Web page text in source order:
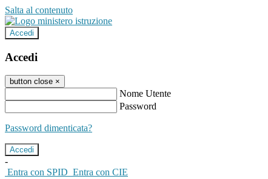
Salta al contenuto
Accedi
Accedi
button close ×
Nome Utente
Password
Password dimenticata?
-
Entra con SPID Entra con CIE